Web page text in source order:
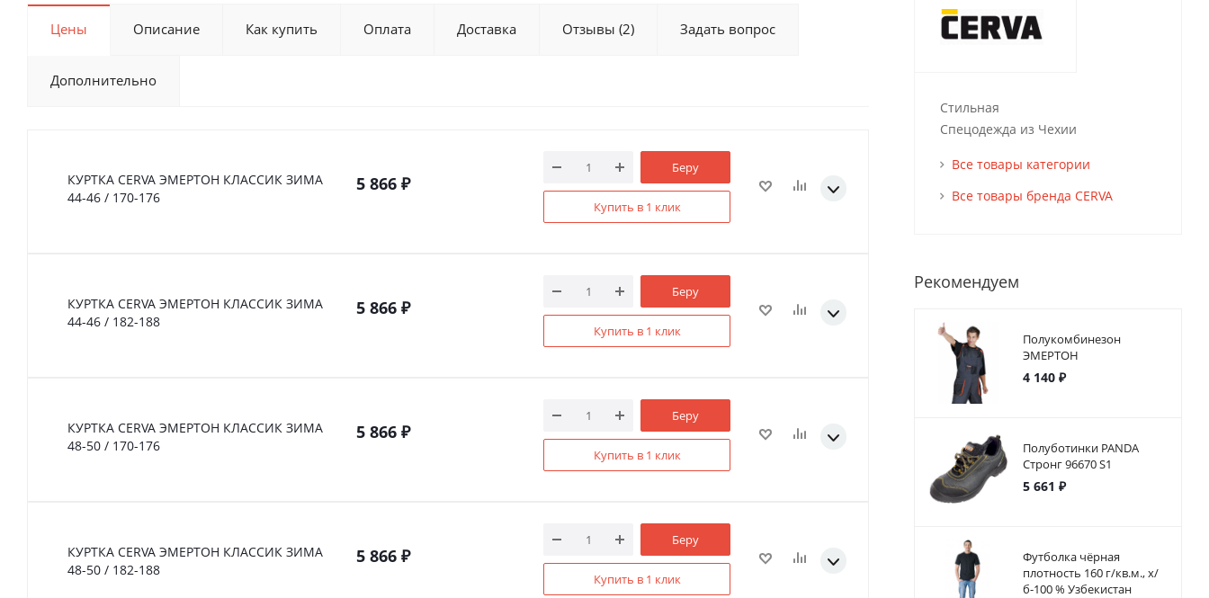
Цены Описание Как купить Оплата Доставка Отзывы (2) Задать вопрос
Дополнительно
КУРТКА CERVA ЭМЕРТОН КЛАССИК ЗИМА
44-46 / 170-176
5 866 ₽
Беру
Купить в 1 клик
КУРТКА CERVA ЭМЕРТОН КЛАССИК ЗИМА
44-46 / 182-188
5 866 ₽
Беру
Купить в 1 клик
КУРТКА CERVA ЭМЕРТОН КЛАССИК ЗИМА
48-50 / 170-176
5 866 ₽
Беру
Купить в 1 клик
КУРТКА CERVA ЭМЕРТОН КЛАССИК ЗИМА
48-50 / 182-188
5 866 ₽
Беру
Купить в 1 клик
Стильная
Спецодежда из Чехии
Все товары категории
Все товары бренда CERVA
Рекомендуем
Полукомбинезон
ЭМЕРТОН
4 140 ₽
Полуботинки PANDA
Стронг 96670 S1
5 661 ₽
Футболка чёрная
плотность 160 г/кв.м., х/
б-100 % Узбекистан